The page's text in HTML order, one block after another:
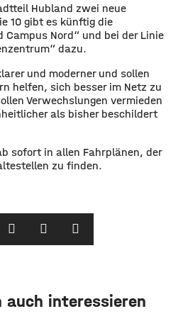
Hubland zwei neue
10 gibt es künftig die
Campus Nord“ und bei der Linie
dazu.
und moderner und sollen
helfen, sich besser im Netz zu
Verwechslungen vermieden
als bisher beschildert
sofort in allen Fahrplänen, der
zu finden.
auch interessieren